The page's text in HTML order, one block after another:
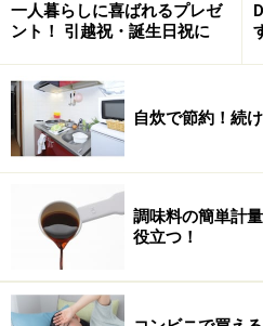
れば、そのままでもいいで
が、もしぬるくなってしまっ
ら、電子レンジにかけて温め
します。直火・オーブンはダ
ですが、電子レンジはOKです。
さらに、だしを取るだけでな
にも様々な活用方法があり
で。
一人暮らしに喜ばれるプレゼ
ント！ 引越祝・誕生日祝に
自炊で節約！続
調味料の簡単計
役立つ！